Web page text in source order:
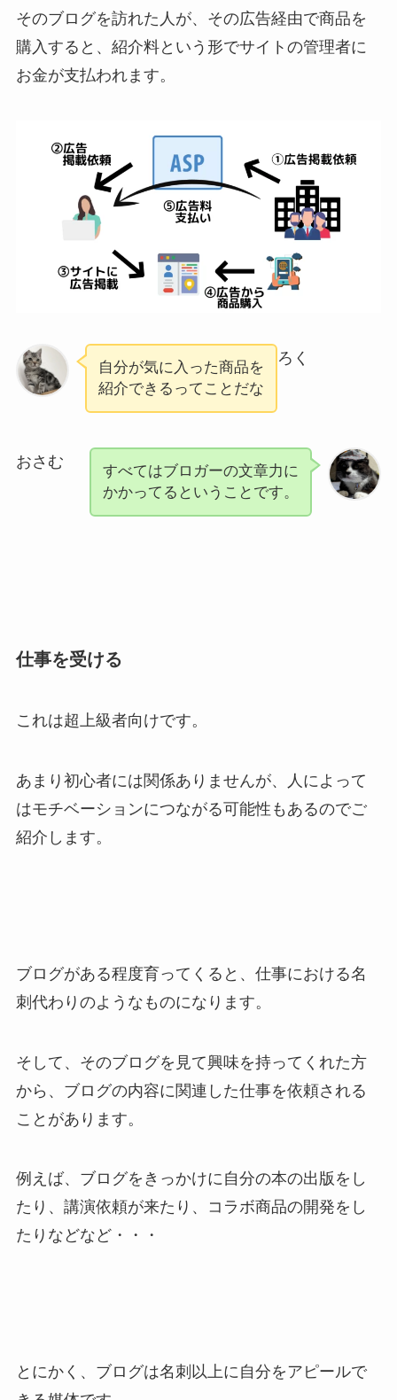
そのブログを訪れた人が、その広告経由で商品を
購入すると、紹介料という形でサイトの管理者に
お金が支払われます。
ろく
自分が気に入った商品を
紹介できるってことだな
おさむ
すべてはブロガーの文章力に
かかってるということです。
仕事を受ける
これは超上級者向けです。
あまり初心者には関係ありませんが、人によって
はモチベーションにつながる可能性もあるのでご
紹介します。
ブログがある程度育ってくると、仕事における名
刺代わりのようなものになります。
そして、そのブログを見て興味を持ってくれた方
から、ブログの内容に関連した仕事を依頼される
ことがあります。
例えば、ブログをきっかけに自分の本の出版をし
たり、講演依頼が来たり、コラボ商品の開発をし
たりなどなど・・・
とにかく、ブログは名刺以上に自分をアピールで